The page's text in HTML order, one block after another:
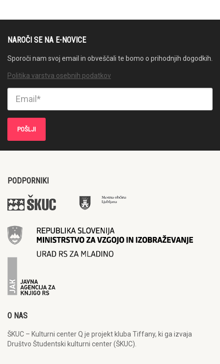
NAROČI SE NA E-NOVICE
Sporoči nam svoj email in obveščali te bomo o prihodnjih dogodkih.
Politika varstva osebnih podatkov
PODPORNIKI
O NAS
ŠKUC – Kulturni center Q je projekt kluba Tiffany, ki ga izvaja
Društvo Študentski kulturni center (ŠKUC).